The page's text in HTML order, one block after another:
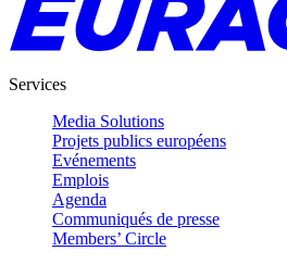
Services
Media Solutions
Projets publics européens
Evénements
Emplois
Agenda
Communiqués de presse
Members’ Circle